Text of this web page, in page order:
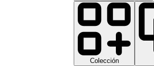
Colección